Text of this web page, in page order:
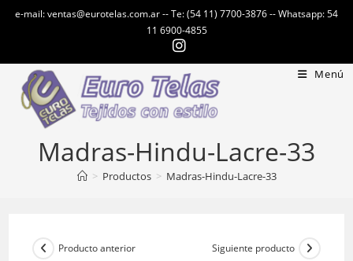
e-mail: ventas@eurotelas.com.ar -- Te: (54 11) 7700-3876 -- Whatsapp: 54
11 6900-4855
Menú
Madras-Hindu-Lacre-33
> Productos > Madras-Hindu-Lacre-33
Producto anterior Siguiente producto